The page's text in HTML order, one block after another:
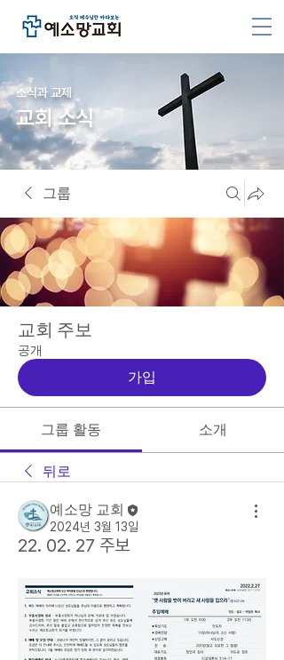
소식과 교제
교회 소식
그룹
교회 주보
공개
가입
그룹 활동 소개
뒤로
예소망 교회
2024년 3월 13일
22. 02. 27 주보